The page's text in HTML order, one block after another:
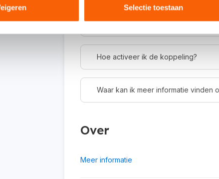
Selectie toestaan
Dit is een API-koppeling. Een API-
Hoe activeer ik de koppeling?
Waar kan ik meer informatie vinden
Over
Meer informatie